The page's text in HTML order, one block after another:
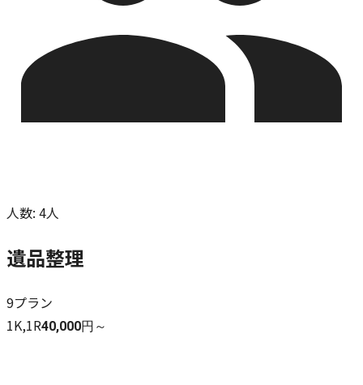
人数: 4人
遺品整理
9プラン
1K,1R40,000円～